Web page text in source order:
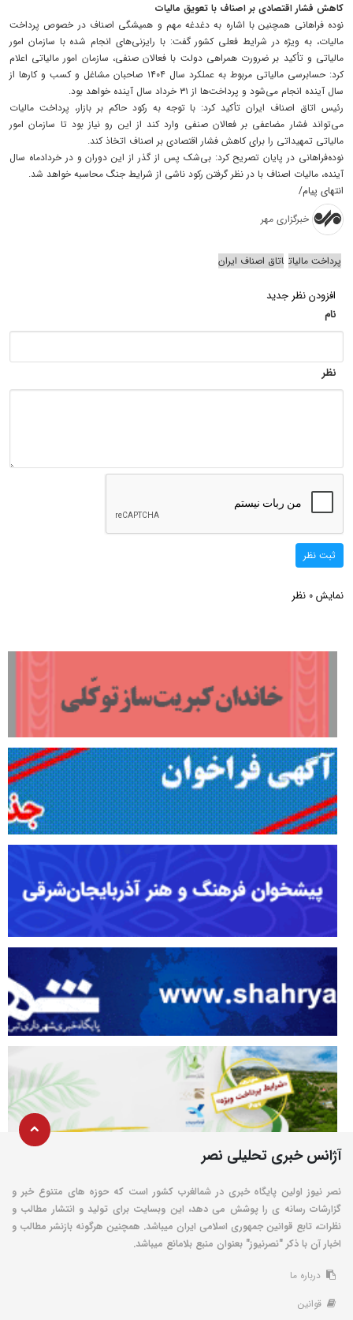
کاهش فشار اقتصادی بر اصناف با تعویق مالیات
نوده فراهانی همچنین با اشاره به دغدغه‌ مهم و همیشگی اصناف در خصوص پرداخت
مالیات، به ویژه در شرایط فعلی کشور گفت: با رایزنی‌های انجام شده با سازمان امور
مالیاتی و تأکید بر ضرورت همراهی دولت با فعالان صنفی، سازمان امور مالیاتی اعلام
کرد: حسابرسی مالیاتی مربوط به عملکرد سال ۱۴۰۴ صاحبان مشاغل و کسب و کارها از
سال آینده انجام می‌شود و پرداخت‌ها از ۳۱ خرداد سال آینده خواهد بود.
رئیس اتاق اصناف ایران تأکید کرد: با توجه به رکود حاکم بر بازار، پرداخت مالیات
می‌تواند فشار مضاعفی بر فعالان صنفی وارد کند از این رو نیاز بود تا سازمان امور
مالیاتی تمهیداتی را برای کاهش فشار اقتصادی بر اصناف اتخاذ کند.
نوده‌فراهانی در پایان تصریح کرد: بی‌شک پس از گذر از این دوران و در خردادماه سال
آینده، مالیات اصناف با در نظر گرفتن رکود ناشی از شرایط جنگ محاسبه خواهد شد.
انتهای پیام/
خبرگزاری مهر
پرداخت مالیات اتاق اصناف ایران
افزودن نظر جدید
نام
نظر
ثبت نظر
نمایش 0 نظر
آژانس خبری تحلیلی نصر
نصر نیوز اولین پایگاه خبری در شمالغرب کشور است که حوزه های متنوع خبر و
گزارشات رسانه ی را پوشش می دهد، این وبسایت برای تولید و انتشار مطالب و
نظرات، تابع قوانین جمهوری اسلامی ایران میباشد. همچنین هرگونه بازنشر مطالب و
اخبار آن با ذکر "نصرنیوز" بعنوان منبع بلامانع میباشد.
درباره ما
قوانین